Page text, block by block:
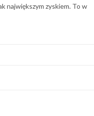
największym zyskiem. To w